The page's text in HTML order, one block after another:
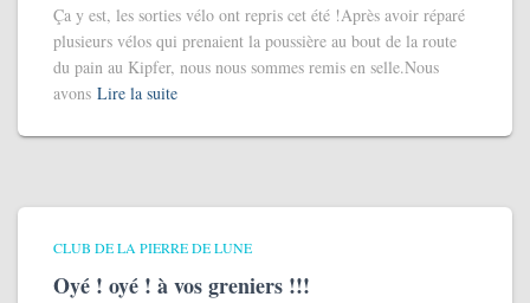
Ça y est, les sorties vélo ont repris cet été !Après avoir réparé
plusieurs vélos qui prenaient la poussière au bout de la route
du pain au Kipfer, nous nous sommes remis en selle.Nous
avons Lire la suite
CLUB DE LA PIERRE DE LUNE
Oyé ! oyé ! à vos greniers !!!